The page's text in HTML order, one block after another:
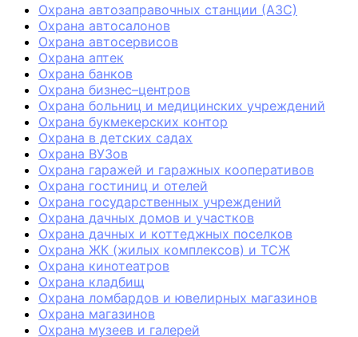
Охрана автозаправочных станции (АЗС)
Охрана автосалонов
Охрана автосервисов
Охрана аптек
Охрана банков
Охрана бизнес–центров
Охрана больниц и медицинских учреждений
Охрана букмекерских контор
Охрана в детских садах
Охрана ВУЗов
Охрана гаражей и гаражных кооперативов
Охрана гостиниц и отелей
Охрана государственных учреждений
Охрана дачных домов и участков
Охрана дачных и коттеджных поселков
Охрана ЖК (жилых комплексов) и ТСЖ
Охрана кинотеатров
Охрана кладбищ
Охрана ломбардов и ювелирных магазинов
Охрана магазинов
Охрана музеев и галерей